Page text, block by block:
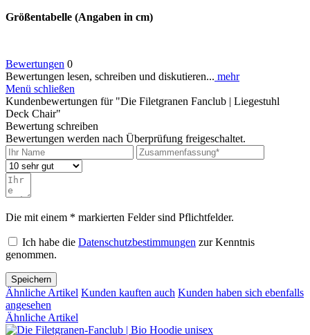
Größentabelle (Angaben in cm)
Bewertungen 0
Bewertungen lesen, schreiben und diskutieren... mehr
Menü schließen
Kundenbewertungen für "Die Filetgranen Fanclub | Liegestuhl
Deck Chair"
Bewertung schreiben
Bewertungen werden nach Überprüfung freigeschaltet.
Die mit einem * markierten Felder sind Pflichtfelder.
Ich habe die Datenschutzbestimmungen zur Kenntnis
genommen.
Speichern
Ähnliche Artikel Kunden kauften auch Kunden haben sich ebenfalls
angesehen
Ähnliche Artikel